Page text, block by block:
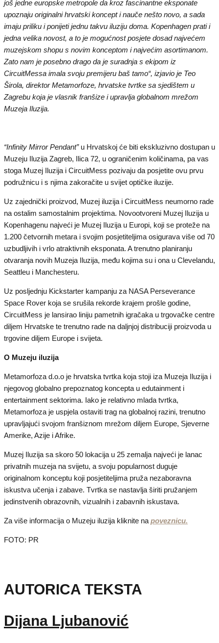
još jedne europske metropole da kroz fascinantne eksponate
upoznaju originalni hrvatski koncept i nauče nešto novo, a sada
imaju priliku i ponijeti jednu takvu iluziju doma. Kopenhagen prati i
jedna velika novost, a to je mogućnost posjete dosad najvećem
muzejskom shopu s novim konceptom i najvećim asortimanom.
Zato nam je posebno drago da je suradnja s ekipom iz
CircuitMessa imala svoju premijeru baš tamo“​​, izjavio je Teo
Širola, direktor Metamorfoze, hrvatske tvrtke sa sjedištem u
Zagrebu koja je vlasnik franšize i upravlja globalnom mrežom
Muzeja Iluzija.
“Infinity Mirror Pendant” u Hrvatskoj će biti ekskluzivno dostupan u
Muzeju Iluzija Zagreb, Ilica 72, u ograničenim količinama, pa vas
stoga Muzej Iluzija i CircuitMess pozivaju da posjetite ovu prvu
podružnicu i s njima zakoračite u svijet optičke iluzije.
Uz zajednički proizvod, Muzej iluzija i CircuitMess neumorno rade
na ostalim samostalnim projektima. Novootvoreni Muzej Iluzija u
Kopenhagenu najveći je Muzej Iluzija u Europi, koji se proteže na
1.200 četvornih metara i svojim posjetiteljima osigurava više od 70
uzbudljivih i vrlo atraktivnih eksponata. A trenutno planiranju
otvaranja novih Muzeja Iluzija, među kojima su i ona u Clevelandu,
Seattleu i Manchesteru.
Uz posljednju Kickstarter kampanju za NASA Perseverance
Space Rover koja se srušila rekorde krajem prošle godine,
CircuitMess je lansirao liniju pametnih igračaka u trgovačke centre
diljem Hrvatske te trenutno rade na daljnjoj distribuciji proizvoda u
trgovine diljem Europe i svijeta.
O Muzeju iluzija
Metamorfoza d.o.o je hrvatska tvrtka koja stoji iza Muzeja Iluzija i
njegovog globalno prepoznatog koncepta u edutainment i
entertainment sektorima. Iako je relativno mlada tvrtka,
Metamorfoza je uspjela ostaviti trag na globalnoj razini, trenutno
upravljajući svojom franšiznom mrežom diljem Europe, Sjeverne
Amerike, Azije i Afrike.
Muzej Iluzija sa skoro 50 lokacija u 25 zemalja najveći je lanac
privatnih muzeja na svijetu, a svoju popularnost duguje
originalnom konceptu koji posjetiteljima pruža nezaboravna
iskustva učenja i zabave. Tvrtka se nastavlja širiti pružanjem
jedinstvenih obrazovnih, vizualnih i zabavnih iskustava.
Za više informacija o Muzeju iluzija kliknite na poveznicu.
FOTO: PR
AUTORICA TEKSTA
Dijana Ljubanović